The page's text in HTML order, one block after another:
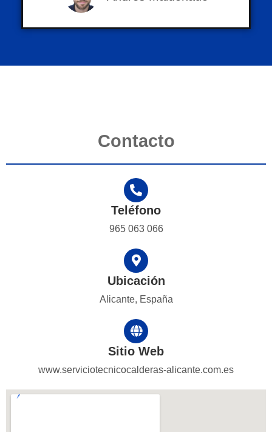
Contacto
Teléfono
965 063 066
Ubicación
Alicante, España
Sitio Web
www.serviciotecnicocalderas-alicante.com.es